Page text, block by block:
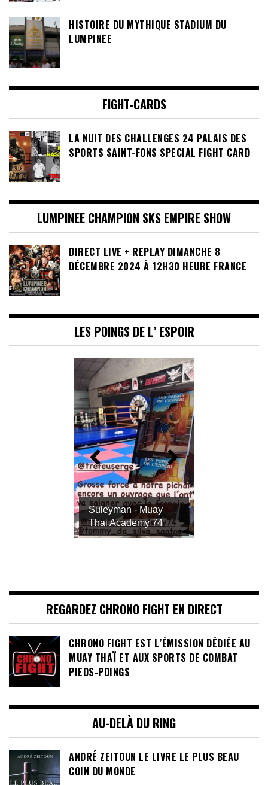
HISTOIRE DU MYTHIQUE STADIUM DU
LUMPINEE
FIGHT-CARDS
LA NUIT DES CHALLENGES 24 PALAIS DES
SPORTS SAINT-FONS SPECIAL FIGHT CARD
LUMPINEE CHAMPION SKS EMPIRE SHOW
DIRECT LIVE + REPLAY DIMANCHE 8
DÉCEMBRE 2024 À 12H30 HEURE FRANCE
LES POINGS DE L’ ESPOIR
Suleyman - Muay
Thai Academy 74
REGARDEZ CHRONO FIGHT EN DIRECT
CHRONO FIGHT EST L’ÉMISSION DÉDIÉE AU
MUAY THAÏ ET AUX SPORTS DE COMBAT
PIEDS-POINGS
AU-DELÀ DU RING
ANDRÉ ZEITOUN LE LIVRE LE PLUS BEAU
COIN DU MONDE